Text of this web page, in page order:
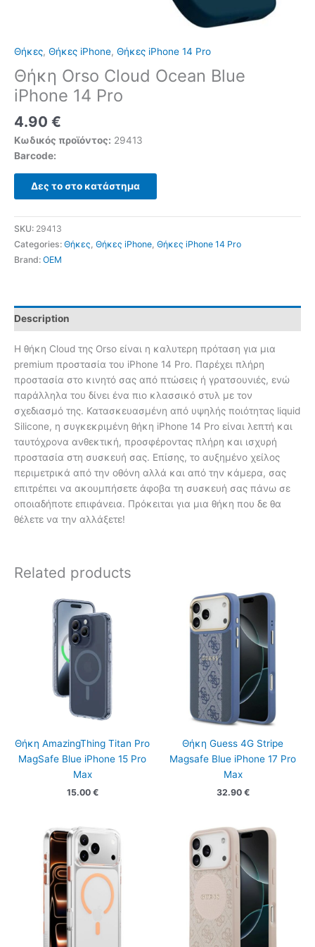
Θήκες, Θήκες iPhone, Θήκες iPhone 14 Pro
Θήκη Orso Cloud Ocean Blue
iPhone 14 Pro
4.90 €
Κωδικός προϊόντος: 29413
Barcode:
Δες το στο κατάστημα
SKU: 29413
Categories: Θήκες Θήκες iPhone Θήκες iPhone 14 Pro
Brand: OEM
Description
Η θήκη Cloud της Orso είναι η καλυτερη πρόταση για μια
premium προστασία του iPhone 14 Pro. Παρέχει πλήρη
προστασία στο κινητό σας από πτώσεις ή γρατσουνιές, ενώ
παράλληλα του δίνει ένα πιο κλασσικό στυλ με τον
σχεδιασμό της. Κατασκευασμένη από υψηλής ποιότητας liquid
Silicone, η συγκεκριμένη θήκη iPhone 14 Pro είναι λεπτή και
ταυτόχρονα ανθεκτική, προσφέροντας πλήρη και ισχυρή
προστασία στη συσκευή σας. Επίσης, το αυξημένο χείλος
περιμετρικά από την οθόνη αλλά και από την κάμερα, σας
επιτρέπει να ακουμπήσετε άφοβα τη συσκευή σας πάνω σε
οποιαδήποτε επιφάνεια. Πρόκειται για μια θήκη που δε θα
θέλετε να την αλλάξετε!
Related products
Θήκη AmazingThing Titan Pro
MagSafe Blue iPhone 15 Pro
Max
15.00 €
Θήκη Guess 4G Stripe
Magsafe Blue iPhone 17 Pro
Max
32.90 €